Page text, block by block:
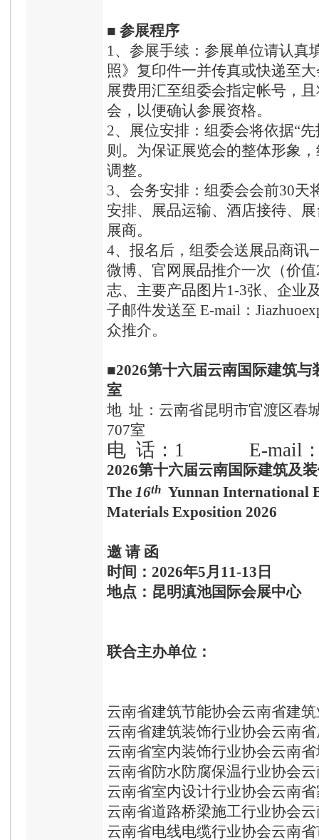
■ 参展程序
1、参展手续：参展单位请认真
照》复印件一并传真或快递至
展费用汇至组委会指定帐号，
会，以便确认参展资格。
2、展位安排：组委会将依据“
则。为保证展览会的整体形象
调整。
3、会务安排：组委会会前30天
安排、展品运输、酒店接待、
展商。
4、报名后，组委会送展品商讯
微博、官网展品推介一次（价
志、主要产品图片1-3张、企业
子邮件发送至 E-mail：
众推介。
■2026第十六届云南国际建筑与
室
地 址：云南省昆明市官渡区春
707室
电 话：1 E-mail：
2026第十六届云南国际建筑及
The 16th Yunnan International
Materials Exposition 2026
邀 请 函
时间： 2026年5 月 11-13 日
地点：昆明滇池国际会展中心
联合主办单位：
云南省建筑节能协会云南省建
云南省建筑装饰行业协会云南
云南省室内装饰行业协会云南
云南省防水防腐保温行业协会
云南省室内设计行业协会云南
云南省道路桥梁施工行业协会
云南省电线电缆行业协会云南